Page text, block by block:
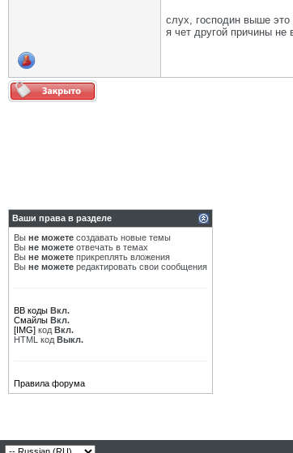
слух, господин выше это
я чет другой причины
Ваши права в разделе
Вы не можете создавать новые темы
Вы не можете отвечать в темах
Вы не можете прикреплять вложения
Вы не можете редактировать свои сообщения
BB коды Вкл.
Смайлы Вкл.
[IMG] код Вкл.
HTML код Выкл.
Правила форума